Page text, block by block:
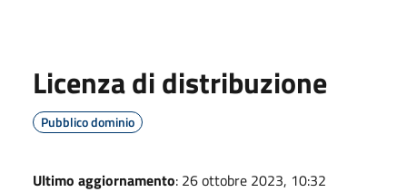
Licenza di distribuzione
Pubblico dominio
Ultimo aggiornamento: 26 ottobre 2023, 10:32